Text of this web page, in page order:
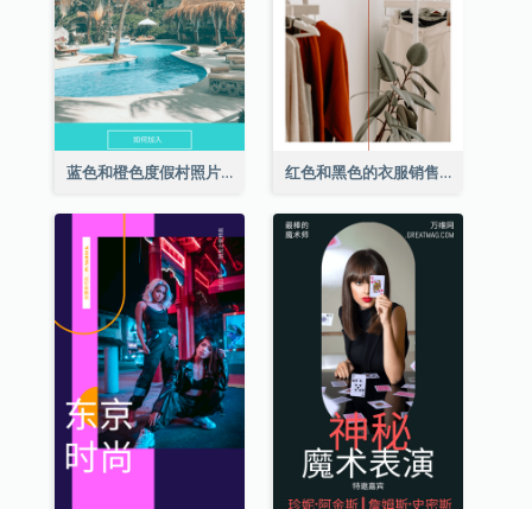
蓝色和橙色度假村照片酒店Instagram限时动态 红色和黑色的衣服销售Instagram限时动态